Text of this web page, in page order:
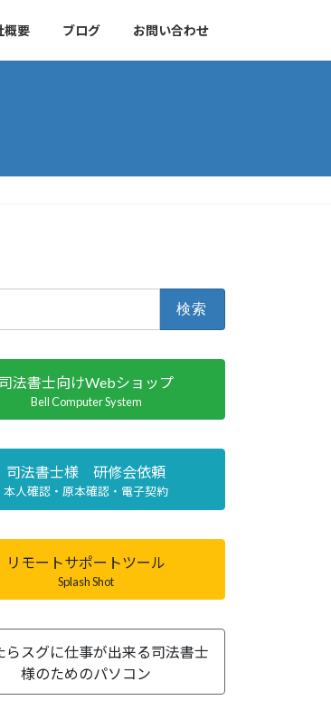
概要 ブログ お問い合わせ
司法書士向けWebショップ
Bell Computer System
司法書士様 研修会依頼
本人確認・原本確認・電子契約
リモートサポートツール
Splash Shot
らスグに仕事が出来る司法書士
様のためのパソコン